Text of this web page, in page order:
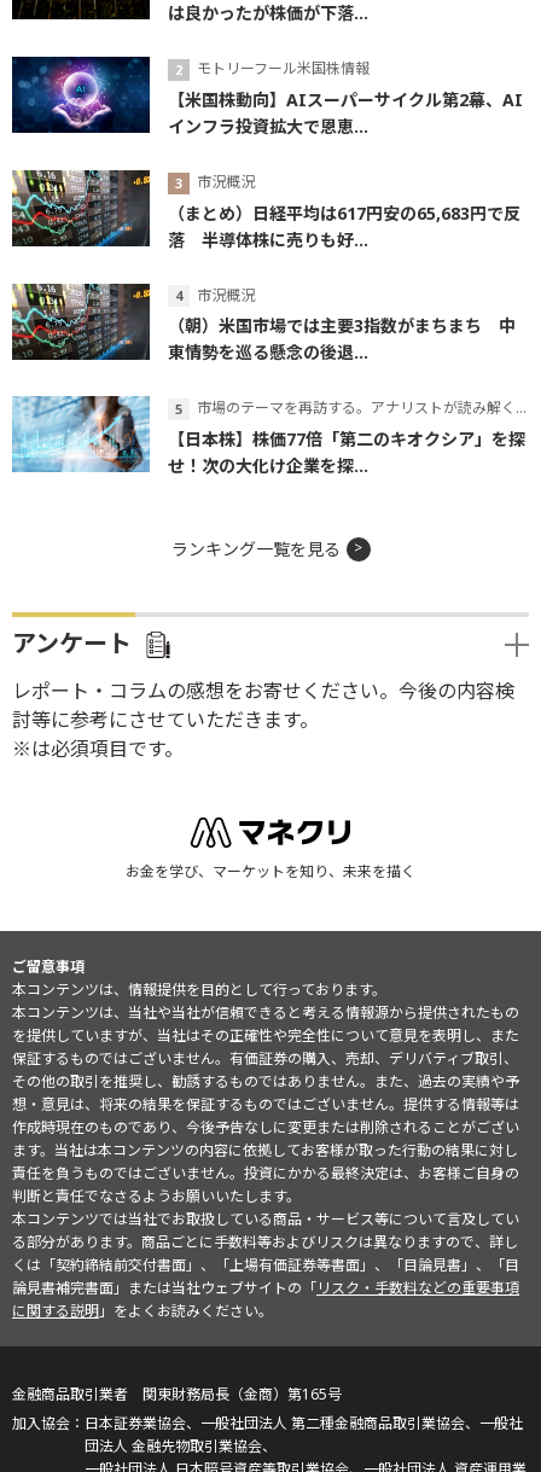
は良かったが株価が下落...
モトリーフール米国株情報
【米国株動向】AIスーパーサイクル第2幕、AI
インフラ投資拡大で恩恵...
市況概況
（まとめ）日経平均は617円安の65,683円で反
落 半導体株に売りも好...
市況概況
（朝）米国市場では主要3指数がまちまち 中
東情勢を巡る懸念の後退...
市場のテーマを再訪する。アナリストが読み解くテーマの本質
【日本株】株価77倍「第二のキオクシア」を探
せ！次の大化け企業を探...
ランキング一覧を見る
アンケート
レポート・コラムの感想をお寄せください。今後の内容検
討等に参考にさせていただきます。
※は必須項目です。
お金を学び、マーケットを知り、未来を描く
ご留意事項
本コンテンツは、情報提供を目的として行っております。
本コンテンツは、当社や当社が信頼できると考える情報源から提供されたもの
を提供していますが、当社はその正確性や完全性について意見を表明し、また
保証するものではございません。有価証券の購入、売却、デリバティブ取引、
その他の取引を推奨し、勧誘するものではありません。また、過去の実績や予
想・意見は、将来の結果を保証するものではございません。提供する情報等は
作成時現在のものであり、今後予告なしに変更または削除されることがござい
ます。当社は本コンテンツの内容に依拠してお客様が取った行動の結果に対し
責任を負うものではございません。投資にかかる最終決定は、お客様ご自身の
判断と責任でなさるようお願いいたします。
本コンテンツでは当社でお取扱している商品・サービス等について言及してい
る部分があります。商品ごとに手数料等およびリスクは異なりますので、詳し
くは「契約締結前交付書面」、「上場有価証券等書面」、「目論見書」、「目
論見書補完書面」または当社ウェブサイトの「リスク・手数料などの重要事項
に関する説明」をよくお読みください。
金融商品取引業者 関東財務局長（金商）第165号
日本証券業協会、一般社団法人 第二種金融商品取引業協会、一般社
団法人 金融先物取引業協会、